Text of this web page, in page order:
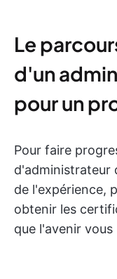
Le
d'un
pour un
Pour faire
d'administrateur
de l'expérience,
obtenir les
que l'avenir vous